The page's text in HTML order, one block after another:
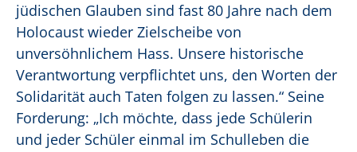
jüdischen Glauben sind fast 80 Jahre nach dem
Holocaust wieder Zielscheibe von
unversöhnlichem Hass. Unsere historische
Verantwortung verpflichtet uns, den Worten der
Solidarität auch Taten folgen zu lassen.“ Seine
Forderung: „Ich möchte, dass jede Schülerin
und jeder Schüler einmal im Schulleben die